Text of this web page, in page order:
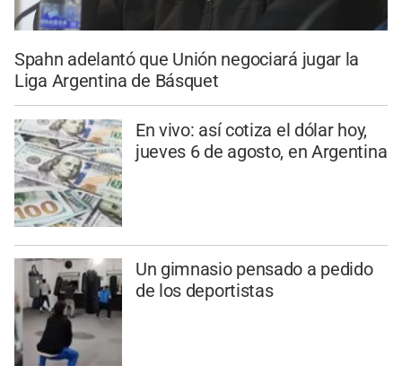
Spahn adelantó que Unión negociará jugar la
Liga Argentina de Básquet
En vivo: así cotiza el dólar hoy,
jueves 6 de agosto, en Argentina
Un gimnasio pensado a pedido
de los deportistas